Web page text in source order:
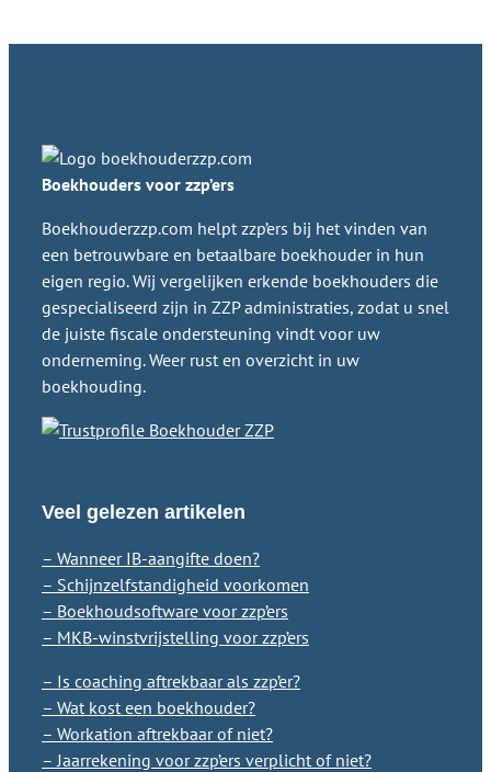
Boekhouders voor zzp’ers
Boekhouderzzp.com helpt zzp’ers bij het vinden van
een betrouwbare en betaalbare boekhouder in hun
eigen regio. Wij vergelijken erkende boekhouders die
gespecialiseerd zijn in ZZP administraties, zodat u snel
de juiste fiscale ondersteuning vindt voor uw
onderneming. Weer rust en overzicht in uw
boekhouding.
Veel gelezen artikelen
– Wanneer IB-aangifte doen?
– Schijnzelfstandigheid voorkomen
– Boekhoudsoftware voor zzp’ers
– MKB-winstvrijstelling voor zzp’ers
– Is coaching aftrekbaar als zzp’er?
– Wat kost een boekhouder?
– Workation aftrekbaar of niet?
– Jaarrekening voor zzp’ers verplicht of niet?